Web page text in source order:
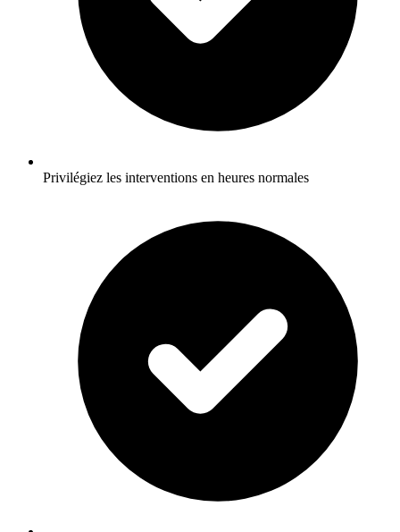
Privilégiez les interventions en heures normales